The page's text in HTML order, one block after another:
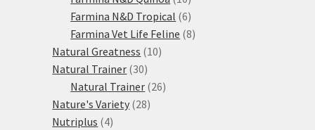
produktů
Farmina N&D Tropical 66
produktů
Farmina Vet Life Feline 88
Natural Greatness 1010
Natural Trainer 3030
produktů
Natural Trainer 2626
Nature's Variety 2828
Nutriplus 44